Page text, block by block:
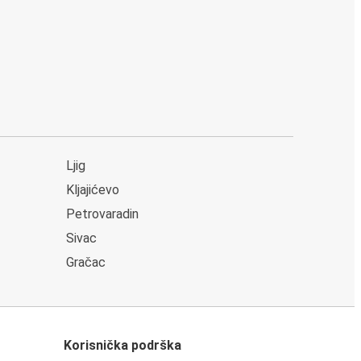
Ljig
Kljajićevo
Petrovaradin
Sivac
Gračac
Korisnička podrška